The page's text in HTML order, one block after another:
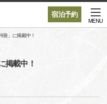
宿泊予約
MENU
発」に掲載中！
掲載中！